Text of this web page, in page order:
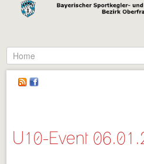
U10-Event